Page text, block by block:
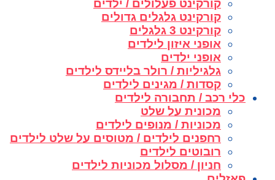
קורקינט פעלולים / ילדים
קורקינט גלגלים גדולים
קורקינט 3 גלגלים
אופני איזון לילדים
אופני ילדים
גלגיליות / רולר בליידס לילדים
קסדות / מגינים לילדים
כלי רכב / תחבורה לילדים
מכונית על שלט
מכוניות / מנופים לילדים
רחפנים לילדים / מטוסים על שלט לילדים
רובוטים לילדים
חניון / מסלול מכוניות לילדים